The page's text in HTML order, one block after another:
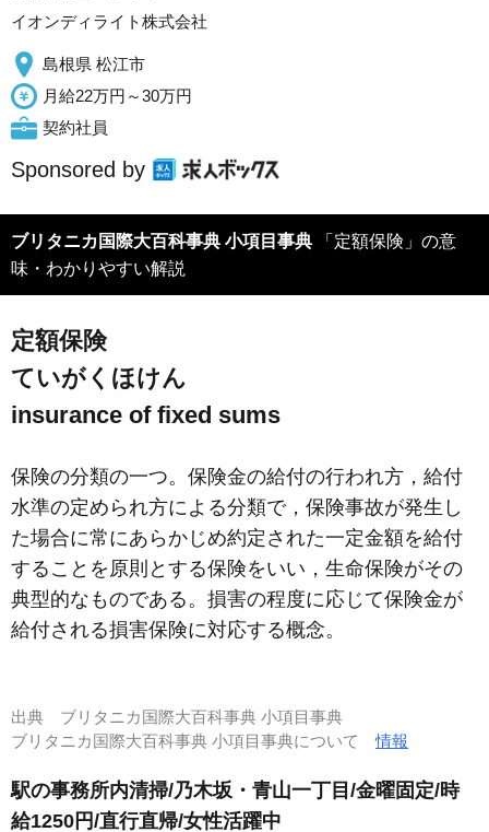
イオンディライト株式会社
島根県 松江市
月給22万円～30万円
契約社員
Sponsored by
ブリタニカ国際大百科事典 小項目事典 「定額保険」の意
味・わかりやすい解説
定額保険
ていがくほけん
insurance of fixed sums
保険の分類の一つ。保険金の給付の行われ方，給付
水準の定められ方による分類で，保険事故が発生し
た場合に常にあらかじめ約定された一定金額を給付
することを原則とする保険をいい，生命保険がその
典型的なものである。損害の程度に応じて保険金が
給付される損害保険に対応する概念。
出典 ブリタニカ国際大百科事典 小項目事典
ブリタニカ国際大百科事典 小項目事典について情報
駅の事務所内清掃/乃木坂・青山一丁目/金曜固定/時
給1250円/直行直帰/女性活躍中